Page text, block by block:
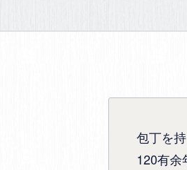
包丁を
120有余